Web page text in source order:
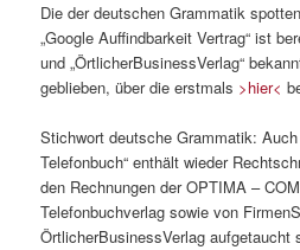
Die der deutschen Grammatik
„Google Auffindbarkeit Vertrag“ ist
und „ÖrtlicherBusinessVerlag“
geblieben, über die erstmals >hier<
Stichwort deutsche Grammatik:
Telefonbuch“ enthält wieder
den Rechnungen der OPTIMA –
Telefonbuchverlag sowie von
ÖrtlicherBusinessVerlag aufgetaucht